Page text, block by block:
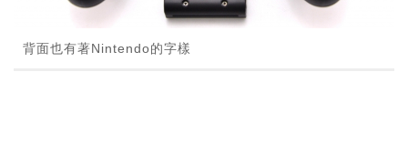
背面也有著Nintendo的字樣